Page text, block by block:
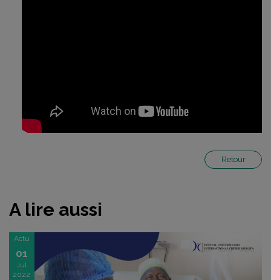
Retour
A lire aussi
Actu
01
Jul
2022